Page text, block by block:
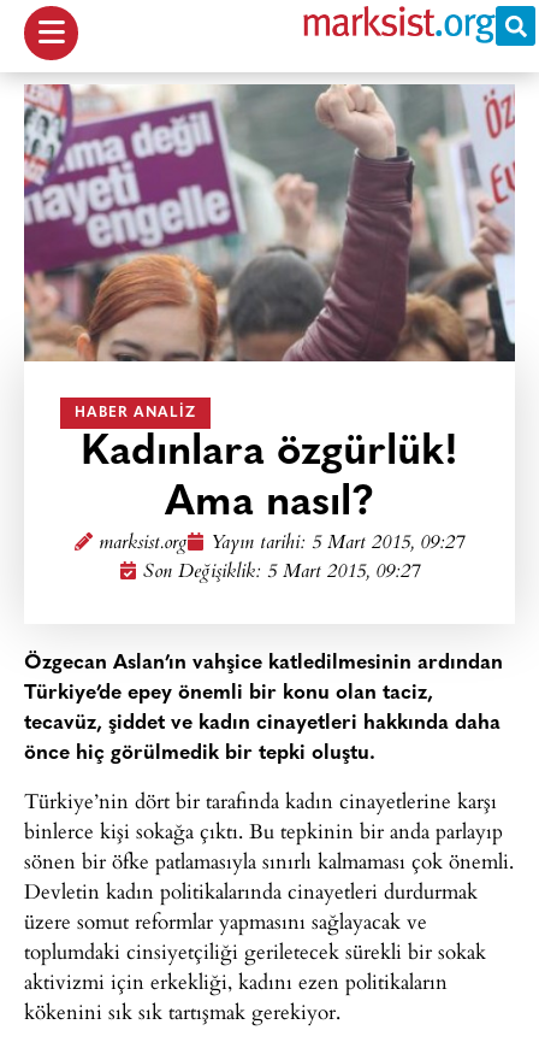
HABER ANALIZ
Kadınlara özgürlük!
Ama nasıl?
marksist.org Yayın tarihi: 5 Mart 2015, 09:27
Son Değişiklik: 5 Mart 2015, 09:27
Özgecan Aslan’ın vahşice katledilmesinin ardından
Türkiye’de epey önemli bir konu olan taciz,
tecavüz, şiddet ve kadın cinayetleri hakkında daha
önce hiç görülmedik bir tepki oluştu.
Türkiye’nin dört bir tarafında kadın cinayetlerine karşı
binlerce kişi sokağa çıktı. Bu tepkinin bir anda parlayıp
sönen bir öfke patlamasıyla sınırlı kalmaması çok önemli.
Devletin kadın politikalarında cinayetleri durdurmak
üzere somut reformlar yapmasını sağlayacak ve
toplumdaki cinsiyetçiliği geriletecek sürekli bir sokak
aktivizmi için erkekliği, kadını ezen politikaların
kökenini sık sık tartışmak gerekiyor.